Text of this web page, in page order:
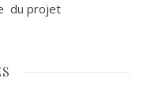
du projet